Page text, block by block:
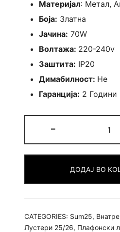
Материјал: Метал,
Боја: Златна
Јачина: 70W
Волтажа: 220-240v
Заштита: IP20
Димабилност: Не
Гаранција: 2 Години
-
Nuo
ДОДАЈ ВО
CATEGORIES: Sum25,
Лустери 25/26, Плафонски